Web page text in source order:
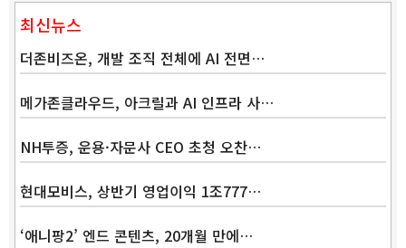
최신뉴스
더존비즈온, 개발 조직 전체에 AI 전면…
메가존클라우드, 아크릴과 AI 인프라 사…
NH투증, 운용·자문사 CEO 초청 오찬…
현대모비스, 상반기 영업이익 1조777…
‘애니팡2’ 엔드 콘텐츠, 20개월 만에…